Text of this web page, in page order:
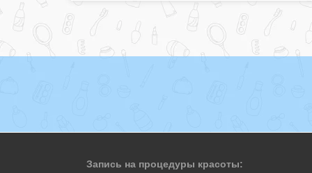
Запись на процедуры красоты: